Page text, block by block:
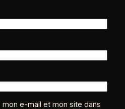
mon e-mail et mon site dans